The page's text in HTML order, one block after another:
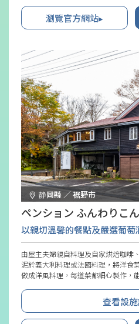
瀏覽官方網站▸
静岡縣 ／ 裾野市
ペンション ふんわりこん
以親切溫馨的餐點及嚴選葡萄
由屋主夫婦親自料理及自家烘焙咖啡
泥於義大利料理或法國料理，將洋食
做成洋風料理，每道菜都細心製作，
師資格、喜愛葡萄酒的屋主嚴選的葡
查看設